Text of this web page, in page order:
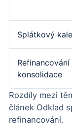
Splátkový
Refinancování
konsolidace
Rozdíly mezi
článek Odklad
refinancování.